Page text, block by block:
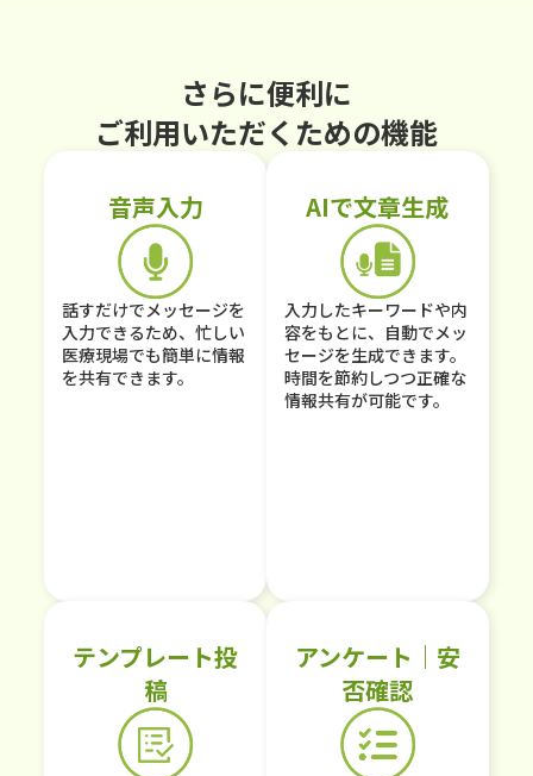
さらに便利に
ご利用いただくための機能
音声入力
話すだけでメッセージを
入力できるため、忙しい
医療現場でも簡単に情報
を共有できます。
AIで文章生成
入力したキーワードや内
容をもとに、自動でメッ
セージを生成できます。
時間を節約しつつ正確な
情報共有が可能です。
テンプレート投
稿
アンケート｜安
否確認